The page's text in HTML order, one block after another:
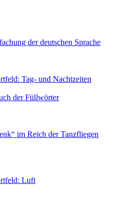
der deutschen Sprache
Tag- und Nachtzeiten
der Füllwörter
im Reich der Tanzfliegen
Luft